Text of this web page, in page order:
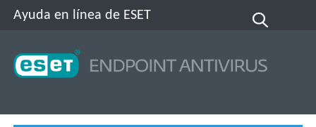
Ayuda en línea de ESET